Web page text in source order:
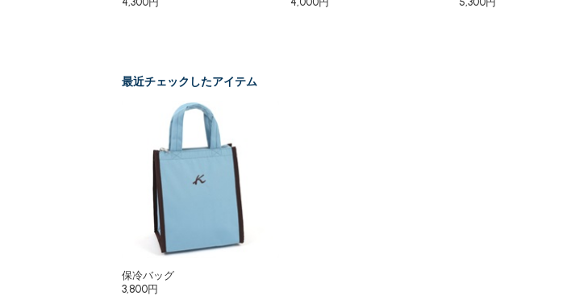
最近チェックしたアイテム
保冷バッグ
3,800円